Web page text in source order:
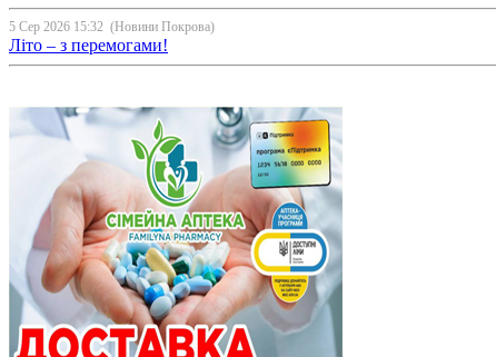
5 Сер 2026 15:32 (Новини Покрова)
Літо – з перемогами!